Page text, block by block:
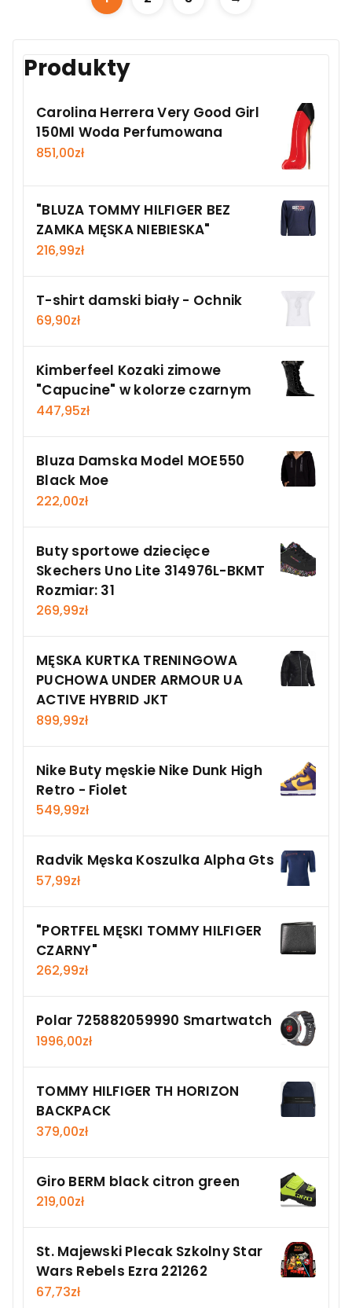
Produkty
Carolina Herrera Very Good Girl
150Ml Woda Perfumowana
851,00zł
"BLUZA TOMMY HILFIGER BEZ
ZAMKA MĘSKA NIEBIESKA"
216,99zł
T-shirt damski biały - Ochnik
69,90zł
Kimberfeel Kozaki zimowe
"Capucine" w kolorze czarnym
447,95zł
Bluza Damska Model MOE550
Black Moe
222,00zł
Buty sportowe dziecięce
Skechers Uno Lite 314976L-BKMT
Rozmiar: 31
269,99zł
MĘSKA KURTKA TRENINGOWA
PUCHOWA UNDER ARMOUR UA
ACTIVE HYBRID JKT
899,99zł
Nike Buty męskie Nike Dunk High
Retro - Fiolet
549,99zł
Radvik Męska Koszulka Alpha Gts
57,99zł
"PORTFEL MĘSKI TOMMY HILFIGER
CZARNY"
262,99zł
Polar 725882059990 Smartwatch
1996,00zł
TOMMY HILFIGER TH HORIZON
BACKPACK
379,00zł
Giro BERM black citron green
219,00zł
St. Majewski Plecak Szkolny Star
Wars Rebels Ezra 221262
67,73zł